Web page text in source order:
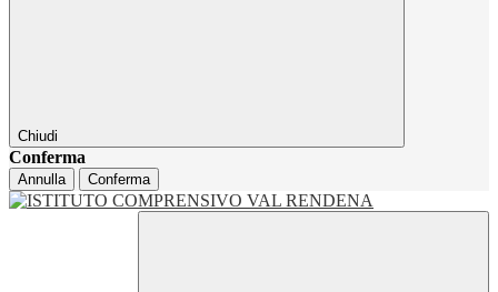
Chiudi
Conferma
Annulla Conferma